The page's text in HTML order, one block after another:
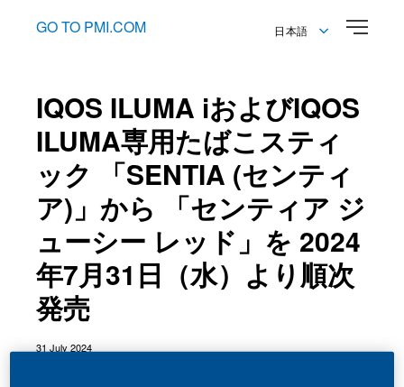
GO TO PMI.COM
日本語
IQOS ILUMA iおよびIQOS
ILUMA専用たばこスティ
ック 「SENTIA (センティ
ア)」から 「センティア ジ
ューシー レッド」を 2024
年7月31日（水）より順次
発売
31 July 2024